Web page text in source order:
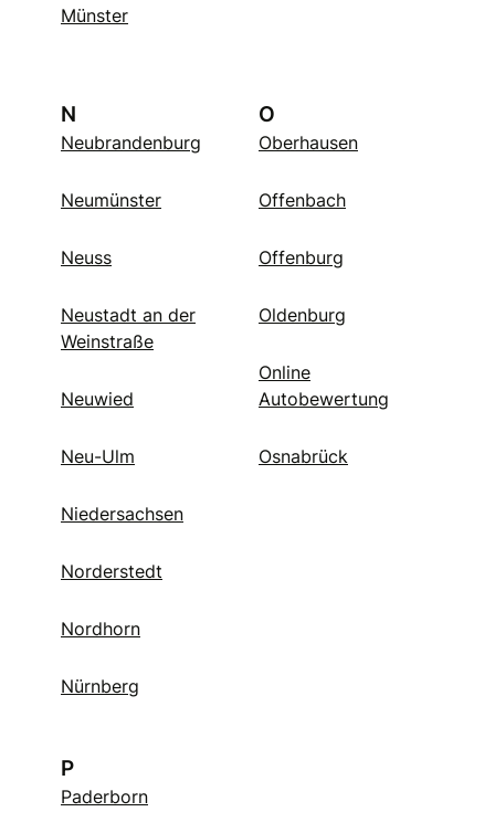
Münster
N
Neubrandenburg
Neumünster
Neuss
Neustadt an der
Weinstraße
Neuwied
Neu-Ulm
Niedersachsen
Norderstedt
Nordhorn
Nürnberg
O
Oberhausen
Offenbach
Offenburg
Oldenburg
Online
Autobewertung
Osnabrück
P
Paderborn